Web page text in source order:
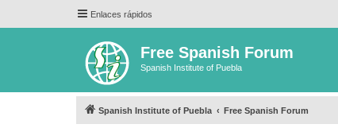
Enlaces rápidos
Free Spanish Forum
Spanish Institute of Puebla
Spanish Institute of Puebla Free Spanish Forum